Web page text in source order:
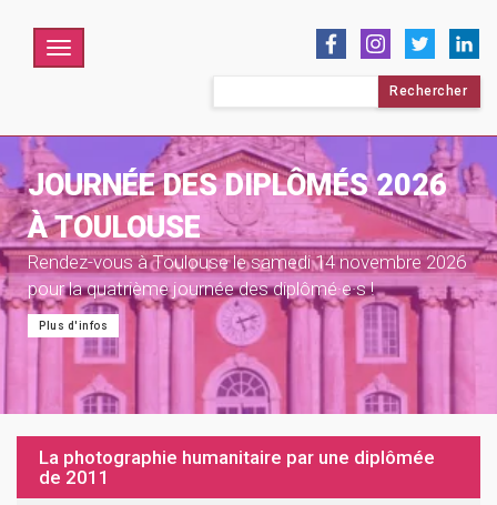
Menu
JOURNÉE DES DIPLÔMÉS 2026
À TOULOUSE
Rendez-vous à Toulouse le samedi 14 novembre 2026
pour la quatrième journée des diplômé·e·s !
Plus d'infos
La photographie humanitaire par une diplômée
de 2011